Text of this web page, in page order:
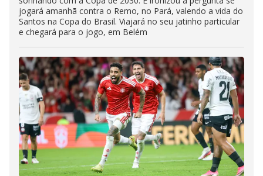
jogará amanhã contra o Remo, no Pará, valendo a vida do
Santos na Copa do Brasil. Viajará no seu jatinho particular
e chegará para o jogo, em Belém